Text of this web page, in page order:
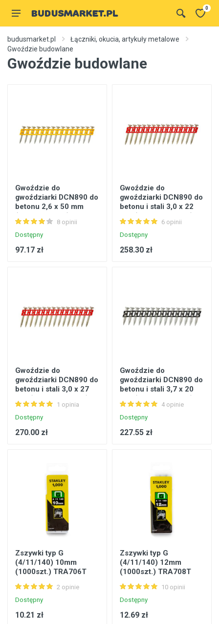
0
budusmarket.pl
Łączniki, okucia, artykuły metalowe
Gwoździe budowlane
Gwoździe budowlane
Gwoździe do
gwoździarki DCN890 do
betonu 2,6 x 50 mm
(opak. 510 szt.) DeWalt
8 opinii
Dostępny
97.17 zł
Gwoździe do
gwoździarki DCN890 do
betonu i stali 3,0 x 22
mm (opak. 1005 szt.)
DeWalt
6 opinii
Dostępny
258.30 zł
Gwoździe do
gwoździarki DCN890 do
betonu i stali 3,0 x 27
mm (opak. 1005 szt.)
DeWalt
1 opinia
Dostępny
270.00 zł
Gwoździe do
gwoździarki DCN890 do
betonu i stali 3,7 x 20
mm (opak. 1005 szt.)
DeWalt
4 opinie
Dostępny
227.55 zł
Zszywki typ G
(4/11/140) 10mm
(1000szt.) TRA706T
2 opinie
Dostępny
10.21 zł
Zszywki typ G
(4/11/140) 12mm
(1000szt.) TRA708T
10 opinii
Dostępny
12.69 zł